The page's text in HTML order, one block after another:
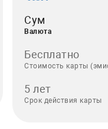
Сум
Валюта
Бесплатно
Стоимость карты
5 лет
Срок действия карты